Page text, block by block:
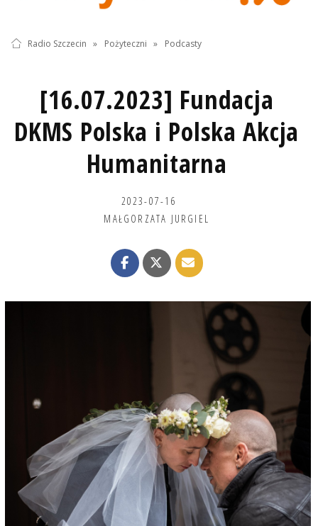
Radio Szczecin » Pożyteczni » Podcasty
[16.07.2023] Fundacja
DKMS Polska i Polska Akcja
Humanitarna
2023-07-16
MAŁGORZATA JURGIEL